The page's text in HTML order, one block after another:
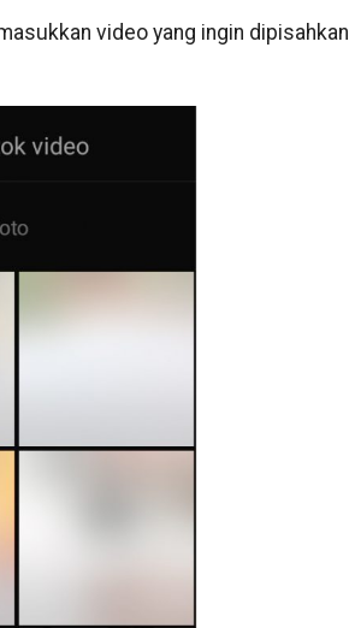
video yang ingin dipisahkan